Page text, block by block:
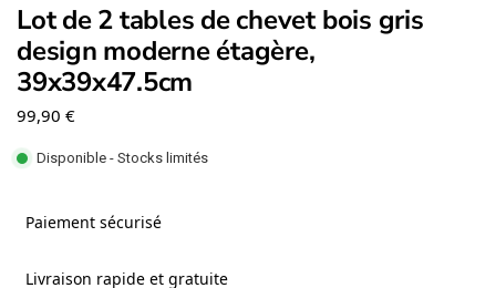
Lot de 2 tables de chevet bois gris
design moderne étagère,
39x39x47.5cm
99,90 €
Disponible - Stocks limités
Paiement sécurisé
Livraison rapide et gratuite